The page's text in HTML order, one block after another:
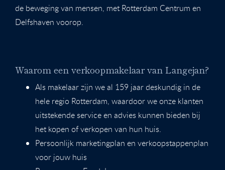
de beweging van mensen, met Rotterdam Centrum en
Delfshaven voorop.
Waarom een verkoopmakelaar van Langejan?
Als makelaar zijn we al 159 jaar deskundig in de
hele regio Rotterdam, waardoor we onze klanten
uitstekende service en advies kunnen bieden bij
het kopen of verkopen van hun huis.
Persoonlijk marketingplan en verkoopstappenplan
voor jouw huis